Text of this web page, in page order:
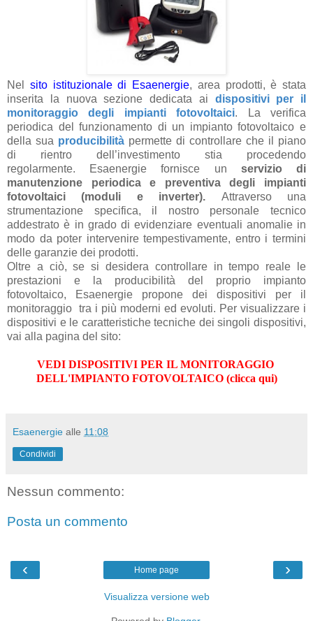
Nel sito istituzionale di Esaenergie, area prodotti, è stata
inserita la nuova sezione dedicata ai dispositivi per il
monitoraggio degli impianti fotovoltaici. La verifica
periodica del funzionamento di un impianto fotovoltaico e
della sua producibilità permette di controllare che il piano
di rientro dell’investimento stia procedendo
regolarmente. Esaenergie fornisce un servizio di
manutenzione periodica e preventiva degli impianti
fotovoltaici (moduli e inverter). Attraverso una
strumentazione specifica, il nostro personale tecnico
addestrato è in grado di evidenziare eventuali anomalie in
modo da poter intervenire tempestivamente, entro i termini
delle garanzie dei prodotti.
Oltre a ciò, se si desidera controllare in tempo reale le
prestazioni e la producibilità del proprio impianto
fotovoltaico, Esaenergie propone dei dispositivi per il
monitoraggio tra i più moderni ed evoluti. Per visualizzare i
dispositivi e le caratteristiche tecniche dei singoli dispositivi,
vai alla pagina del sito:
VEDI DISPOSITIVI PER IL MONITORAGGIO
DELL'IMPIANTO FOTOVOLTAICO (clicca qui)
Esaenergie alle 11:08
Condividi
Nessun commento:
Posta un commento
‹ ›
Home page
Visualizza versione web